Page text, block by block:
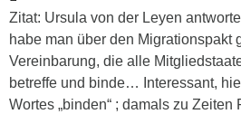
Zitat: Ursula von der Leyen
habe man über den Migrationspakt
Vereinbarung, die alle
betreffe und binde… Interessant,
Wortes „binden“ ; damals zu